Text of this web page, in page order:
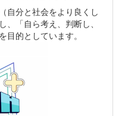
自分と社会をより良くし
、「自ら考え、判断し、
的としています。